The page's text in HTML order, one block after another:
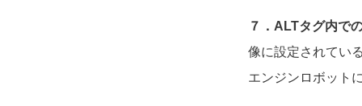
７．ALTタグ内で
像に設定されてい
エンジンロボット